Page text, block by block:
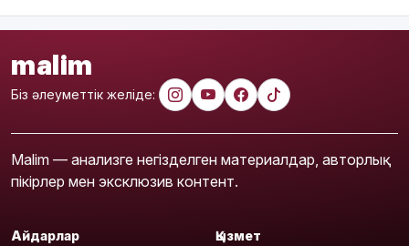
malim
Біз әлеуметтік желіде:
Malim — анализге негізделген материалдар, авторлық
пікірлер мен эксклюзив контент.
Айдарлар Қызмет